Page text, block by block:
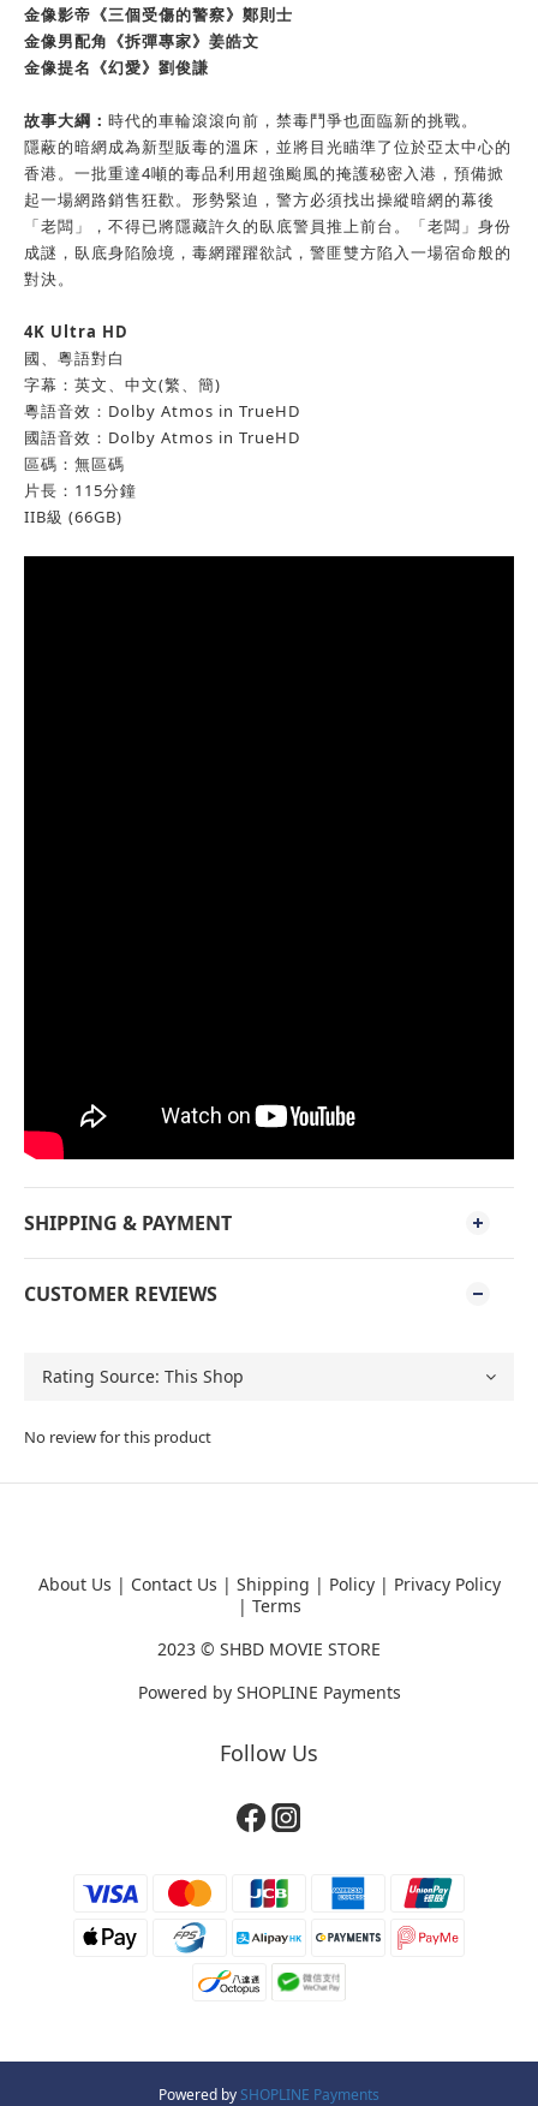
金像影帝《三個受傷的警察》鄭則士
金像男配角《拆彈專家》姜皓文
金像提名《幻愛》劉俊謙
故事大綱： 時代的車輪滾滾向前，禁毒鬥爭也面臨新的挑戰。
隱蔽的暗網成為新型販毒的溫床，並將目光瞄準了位於亞太中心的
香港。一批重達4噸的毒品利用超強颱風的掩護秘密入港，預備掀
起一場網路銷售狂歡。形勢緊迫，警方必須找出操縱暗網的幕後
「老闆」，不得已將隱藏許久的臥底警員推上前台。「老闆」身份
成謎，臥底身陷險境，毒網躍躍欲試，警匪雙方陷入一場宿命般的
對決。
4K Ultra HD
國、粵語對白
字幕：英文、中文(繁、簡)
粵語音效：Dolby Atmos in TrueHD
國語音效：Dolby Atmos in TrueHD
區碼：無區碼
片長：115分鐘
IIB級 (66GB)
SHIPPING & PAYMENT
CUSTOMER REVIEWS
No review for this product
About Us | Contact Us | Shipping | Policy| Privacy Policy
| Terms
2023 © SHBD MOVIE STORE
Powered by SHOPLINE Payments
Follow Us
Powered by SHOPLINE Payments